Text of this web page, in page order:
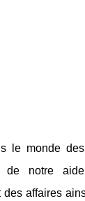
le monde
de notre
affaires